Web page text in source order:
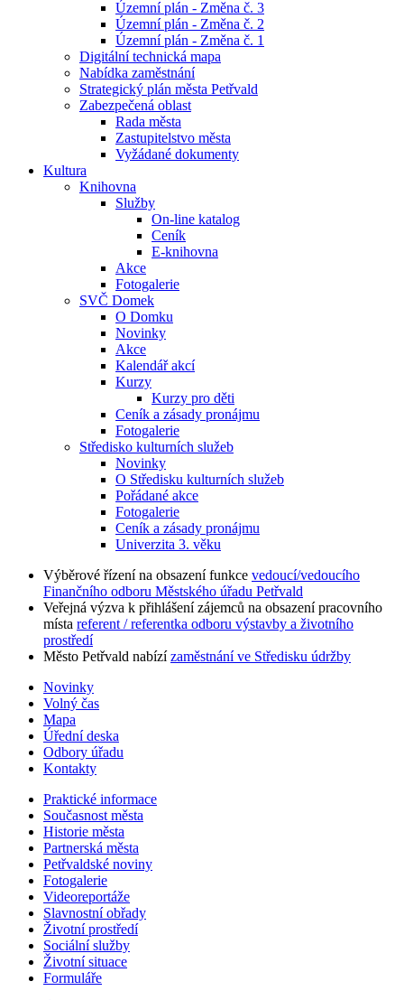
Územní plán - Změna č. 3
Územní plán - Změna č. 2
Územní plán - Změna č. 1
Digitální technická mapa
Nabídka zaměstnání
Strategický plán města Petřvald
Zabezpečená oblast
Rada města
Zastupitelstvo města
Vyžádané dokumenty
Kultura
Knihovna
Služby
On-line katalog
Ceník
E-knihovna
Akce
Fotogalerie
SVČ Domek
O Domku
Novinky
Akce
Kalendář akcí
Kurzy
Kurzy pro děti
Ceník a zásady pronájmu
Fotogalerie
Středisko kulturních služeb
Novinky
O Středisku kulturních služeb
Pořádané akce
Fotogalerie
Ceník a zásady pronájmu
Univerzita 3. věku
Výběrové řízení na obsazení funkce vedoucí/vedoucího
Finančního odboru Městského úřadu Petřvald
Veřejná výzva k přihlášení zájemců na obsazení pracovního
místa referent / referentka odboru výstavby a životního
prostředí
Město Petřvald nabízízaměstnání ve Středisku údržby
Novinky
Volný čas
Mapa
Úřední deska
Odbory úřadu
Kontakty
Praktické informace
Současnost města
Historie města
Partnerská města
Petřvaldské noviny
Fotogalerie
Videoreportáže
Slavnostní obřady
Životní prostředí
Sociální služby
Životní situace
Formuláře